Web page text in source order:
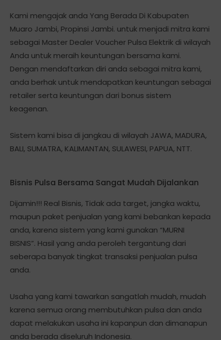
Kami mengajak anda Yang Berada Di Kabupaten
Muaro Jambi, Propinsi Jambi. untuk menjadi mitra kami
sebagai Master Dealer Voucher Pulsa Elektrik di wilayah
Anda untuk meraih keuntungan bersama kami.
Dengan mendaftarkan diri anda sebagai mitra kami,
anda berhak untuk mendapatkan keuntungan sebagai
retailer serta keuntungan dari bonus sistem
keagenan.
Sistem kami bisa di jangkau di wilayah JAWA, MADURA,
BALI, SUMATRA, KALIMANTAN, SULAWESI, PAPUA, NTT.
Bisnis Pulsa Bersama Sangat Mudah Dijalankan
Dijamin!!! Real Bisnis, Tidak ada target, jangka waktu,
maupun paket penjualan yang kami bebankan kepada
anda, karena sistem yang kami gunakan “MURNI
BISNIS”. Hasil yang anda peroleh tergantung dari
seberapa banyak tingkat transaksi penjualan pulsa
anda.
Usaha yang kami tawarkan sangatlah mudah, mudah
karena semua orang membutuhkan pulsa dan anda
dapat melakukan usaha ini kapanpun dan dimanapun
anda berada diseluruh Indonesia.